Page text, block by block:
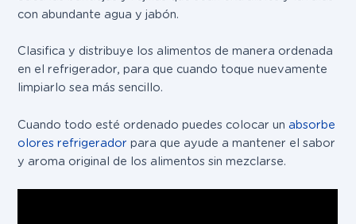
con abundante agua y jabón.
Clasifica y distribuye los alimentos de manera ordenada
en el refrigerador, para que cuando toque nuevamente
limpiarlo sea más sencillo.
Cuando todo esté ordenado puedes colocar unabsorbe
olores refrigerador para que ayude a mantener el sabor
y aroma original de los alimentos sin mezclarse.